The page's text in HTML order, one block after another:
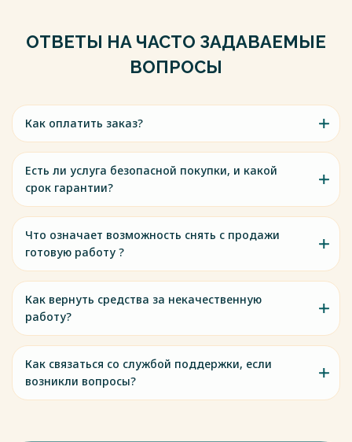
ОТВЕТЫ НА ЧАСТО ЗАДАВАЕМЫЕ
ВОПРОСЫ
Как оплатить заказ?
Есть ли услуга безопасной покупки, и какой
срок гарантии?
Что означает возможность снять с продажи
готовую работу ?
Как вернуть средства за некачественную
работу?
Как связаться со службой поддержки, если
возникли вопросы?